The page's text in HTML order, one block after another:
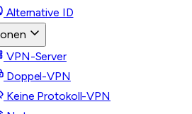
Alternative ID
VPN-Server
Doppel-VPN
Keine Protokoll-VPN